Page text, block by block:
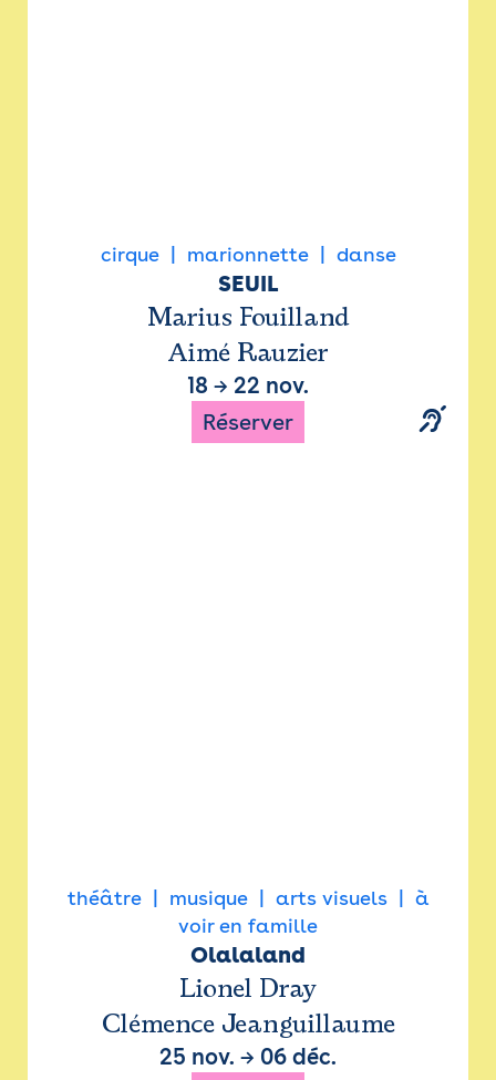
cirque marionnette danse
SEUIL
Marius Fouilland
Aimé Rauzier
18 → 22 nov.
Réserver
théâtre musique arts visuels
à
voir en famille
Olalaland
Lionel Dray
Clémence Jeanguillaume
25 nov. → 06 déc.